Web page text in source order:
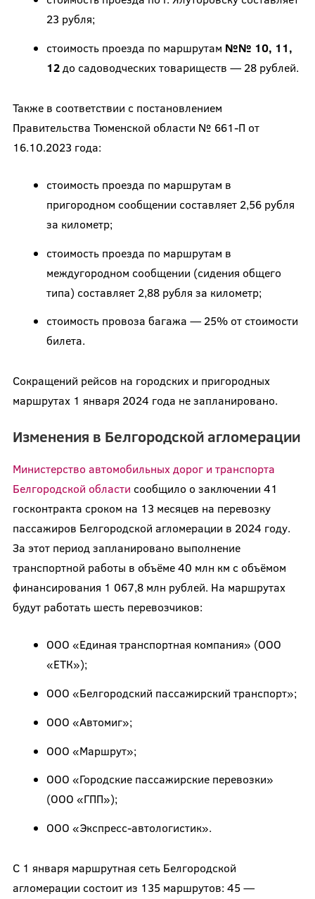
23 рубля;
стоимость проезда по маршрутам №№ 10, 11,
12до садоводческих товариществ — 28 рублей.
Также в соответствии с постановлением
Правительства Тюменской области № 661-П от
16.10.2023 года:
стоимость проезда по маршрутам в
пригородном сообщении составляет 2,56 рубля
за километр;
стоимость проезда по маршрутам в
междугородном сообщении (сидения общего
типа) составляет 2,88 рубля за километр;
стоимость провоза багажа — 25% от стоимости
билета.
Сокращений рейсов на городских и пригородных
маршрутах 1 января 2024 года не запланировано.
Изменения в Белгородской агломерации
Министерство автомобильных дорог и транспорта
Белгородской области сообщило о заключении 41
госконтракта сроком на 13 месяцев на перевозку
пассажиров Белгородской агломерации в 2024 году.
За этот период запланировано выполнение
транспортной работы в объёме 40 млн км с объёмом
финансирования 1 067,8 млн рублей. На маршрутах
будут работать шесть перевозчиков:
ООО «Единая транспортная компания» (ООО
«ЕТК»);
ООО «Белгородский пассажирский транспорт»;
ООО «Автомиг»;
ООО «Маршрут»;
ООО «Городские пассажирские перевозки»
(ООО «ГПП»);
ООО «Экспресс-автологистик».
С 1 января маршрутная сеть Белгородской
агломерации состоит из 135 маршрутов: 45 —